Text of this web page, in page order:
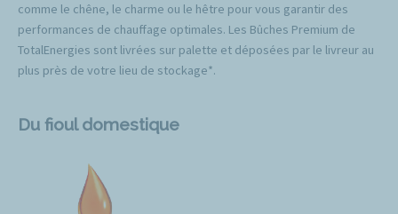
comme le chêne, le charme ou le hêtre pour vous garantir des
performances de chauffage optimales. Les Bûches Premium de
TotalEnergies sont livrées sur palette et déposées par le livreur au
plus près de votre lieu de stockage*.
Du fioul domestique